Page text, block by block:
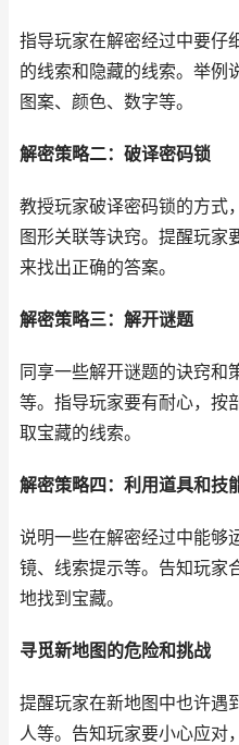
指导玩家在解密经过中要仔
的线索和隐藏的线索。举例
图案、颜色、数字等。
解密策略二：破译密码锁
教授玩家破译密码锁的方式
图形关联等诀窍。提醒玩家
来找出正确的答案。
解密策略三：解开谜题
同享一些解开谜题的诀窍和
等。指导玩家要有耐心，按
取宝藏的线索。
解密策略四：利用道具和技
说明一些在解密经过中能够
镜、线索提示等。告知玩家
地找到宝藏。
寻觅新地图的危险和挑战
提醒玩家在新地图中也许遇
人等。告知玩家要小心应对